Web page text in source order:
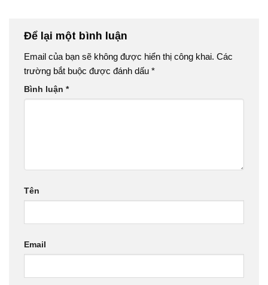
Để lại một bình luận
Email của bạn sẽ không được hiển thị công khai. Các
trường bắt buộc được đánh dấu *
Bình luận *
Tên
Email